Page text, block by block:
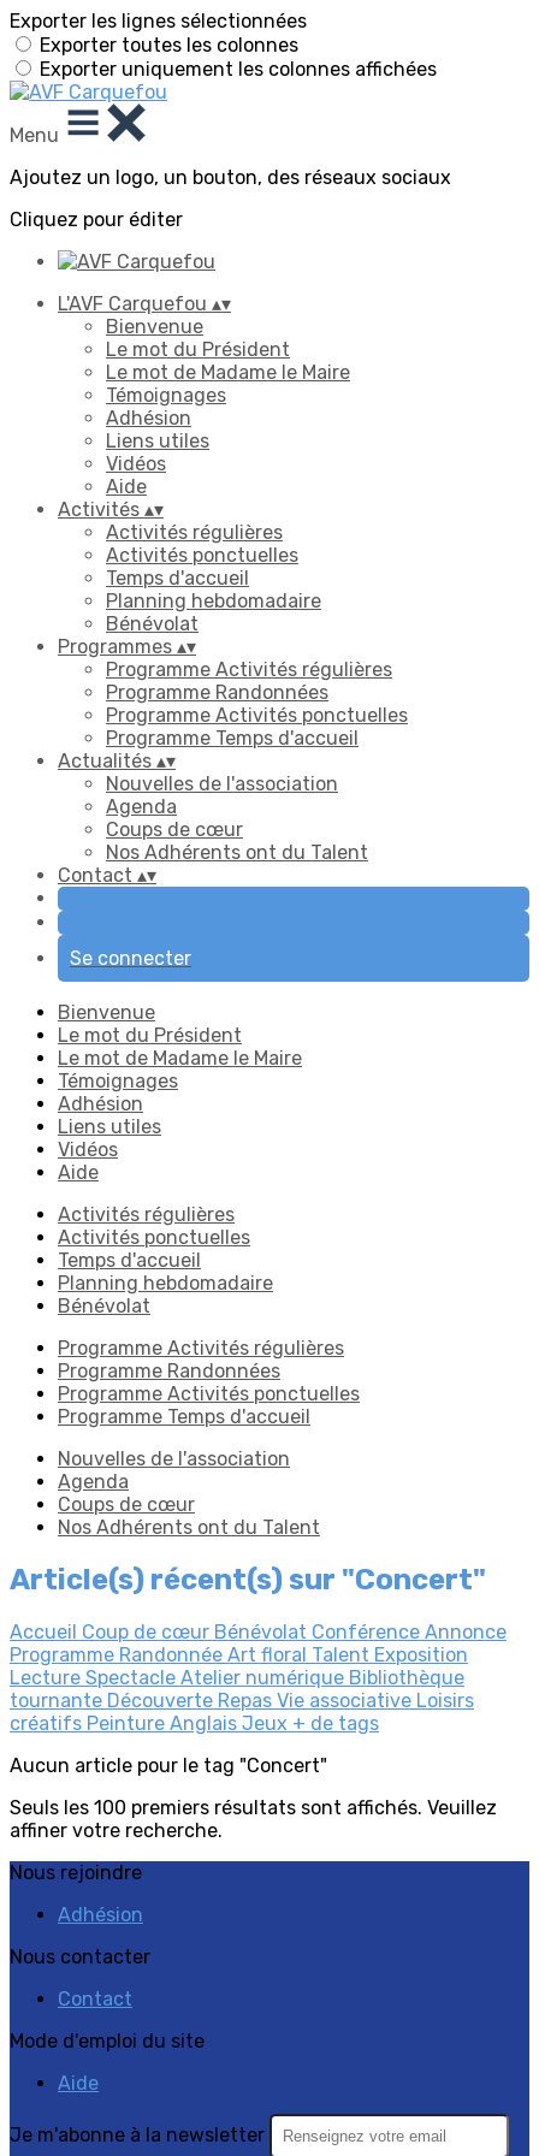
Exporter les lignes sélectionnées
Exporter toutes les colonnes
Exporter uniquement les colonnes affichées
Menu
Ajoutez un logo, un bouton, des réseaux sociaux
Cliquez pour éditer
L'AVF Carquefou ▴▾
Bienvenue
Le mot du Président
Le mot de Madame le Maire
Témoignages
Adhésion
Liens utiles
Vidéos
Aide
Activités ▴▾
Activités régulières
Activités ponctuelles
Temps d'accueil
Planning hebdomadaire
Bénévolat
Programmes ▴▾
Programme Activités régulières
Programme Randonnées
Programme Activités ponctuelles
Programme Temps d'accueil
Actualités ▴▾
Nouvelles de l'association
Agenda
Coups de cœur
Nos Adhérents ont du Talent
Contact ▴▾
Se connecter
Bienvenue
Le mot du Président
Le mot de Madame le Maire
Témoignages
Adhésion
Liens utiles
Vidéos
Aide
Activités régulières
Activités ponctuelles
Temps d'accueil
Planning hebdomadaire
Bénévolat
Programme Activités régulières
Programme Randonnées
Programme Activités ponctuelles
Programme Temps d'accueil
Nouvelles de l'association
Agenda
Coups de cœur
Nos Adhérents ont du Talent
Article(s) récent(s) sur "Concert"
Accueil Coup de cœur Bénévolat Conférence Annonce
Programme Randonnée Art floral Talent Exposition
Lecture Spectacle Atelier numérique Bibliothèque
tournante Découverte Repas Vie associative Loisirs
créatifs Peinture Anglais Jeux + de tags
Aucun article pour le tag "Concert"
Seuls les 100 premiers résultats sont affichés. Veuillez
affiner votre recherche.
Nous rejoindre
Adhésion
Nous contacter
Contact
Mode d'emploi du site
Aide
Je m'abonne à la newsletter